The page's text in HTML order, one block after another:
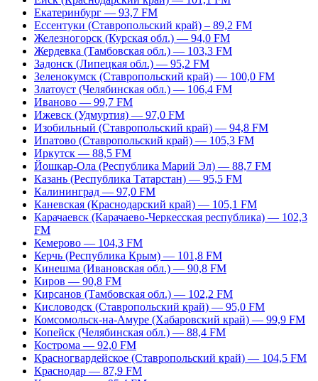
Екатеринбург — 93,7 FM
Ессентуки (Ставропольский край) – 89,2 FM
Железногорск (Курская обл.) — 94,0 FM
Жердевка (Тамбовская обл.) — 103,3 FM
Задонск (Липецкая обл.) — 95,2 FM
Зеленокумск (Ставропольский край) — 100,0 FM
Златоуст (Челябинская обл.) — 106,4 FM
Иваново — 99,7 FM
Ижевск (Удмуртия) — 97,0 FM
Изобильный (Ставропольский край) — 94,8 FM
Ипатово (Ставропольский край) — 105,3 FM
Иркутск — 88,5 FM
Йошкар-Ола (Республика Марий Эл) — 88,7 FM
Казань (Республика Татарстан) — 95,5 FM
Калининград — 97,0 FM
Каневская (Краснодарский край) — 105,1 FM
Карачаевск (Карачаево-Черкесская республика) — 102,3
FM
Кемерово — 104,3 FM
Керчь (Республика Крым) — 101,8 FM
Кинешма (Ивановская обл.) — 90,8 FM
Киров — 90,8 FM
Кирсанов (Тамбовская обл.) — 102,2 FM
Кисловодск (Ставропольский край) — 95,0 FM
Комсомольск-на-Амуре (Хабаровский край) — 99,9 FM
Копейск (Челябинская обл.) — 88,4 FM
Кострома — 92,0 FM
Красногвардейское (Ставропольский край) — 104,5 FM
Краснодар — 87,9 FM